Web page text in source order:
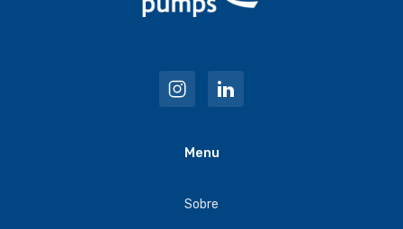
Menu
Sobre